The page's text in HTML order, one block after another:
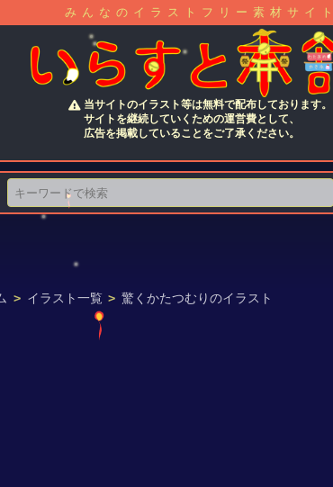
みんなのイラストフリー素材サイト
当サイトのイラスト等は無料で配布しております。
サイトを継続していくための運営費として、
広告を掲載していることをご了承ください。
> イラスト一覧 > 驚くかたつむりのイラスト